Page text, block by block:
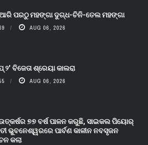
ପରଠୁ ମହଙ୍ଗା ଦୁଗ୍ଧ-ଚିନି-ତେଲ ମହଙ୍ଗା
AUG 06, 2026
୨’ ବିଜେତା ଶ୍ରେୟା କାଲରା
AUG 06, 2026
୭୭ ବର୍ଷ ପାଳନ କରୁଛି, ସାଇକଲ ପିୟୋର୍‌
ଭୁବନେଶ୍ୱରରେ ପାର୍ବଣ କାଳୀନ ନବସୃଜନ
କଲା